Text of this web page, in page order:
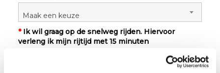
Aantal minuten
Maak een keuze
*Ik wil graag op de snelweg rijden. Hiervoor
verleng ik mijn rijtijd met 15 minuten